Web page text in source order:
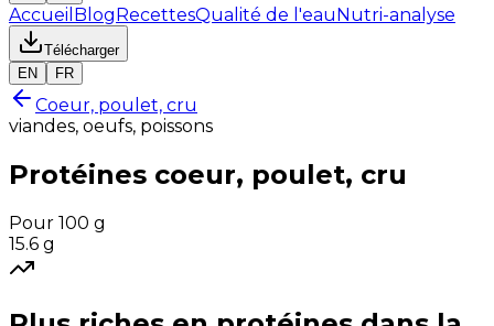
Accueil BlogRecettesQualité de l'eauNutri-analyse
Télécharger
EN
FR
Coeur, poulet, cru
viandes, oeufs, poissons
Protéines coeur, poulet, cru
Pour 100 g
15.6 g